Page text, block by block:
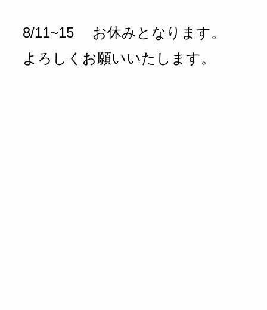
8/11~15 お休みとなります。
よろしくお願いいたします。